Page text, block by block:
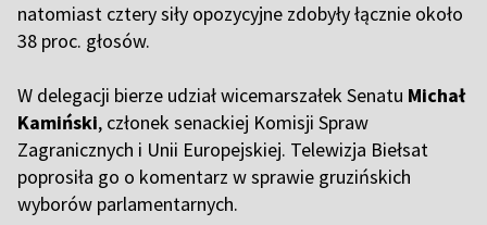
natomiast cztery siły opozycyjne zdobyły łącznie około
38 proc. głosów.
W delegacji bierze udział wicemarszałek Senatu Michał
Kamiński, członek senackiej Komisji Spraw
Zagranicznych i Unii Europejskiej. Telewizja Biełsat
poprosiła go o komentarz w sprawie gruzińskich
wyborów parlamentarnych.